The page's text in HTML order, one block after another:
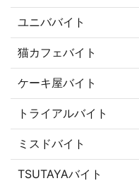
ユニババイト
猫カフェバイト
ケーキ屋バイト
トライアルバイト
ミスドバイト
TSUTAYAバイト